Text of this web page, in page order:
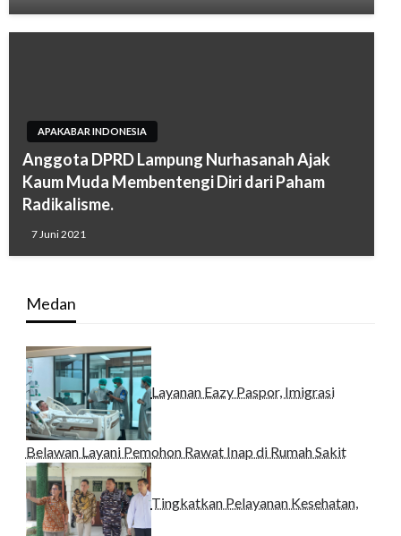
APAKABAR INDONESIA
Anggota DPRD Lampung Nurhasanah Ajak
Kaum Muda Membentengi Diri dari Paham
Radikalisme.
7 Juni 2021
Medan
Layanan Eazy Paspor, Imigrasi
Belawan Layani Pemohon Rawat Inap di Rumah Sakit
Tingkatkan Pelayanan Kesehatan,